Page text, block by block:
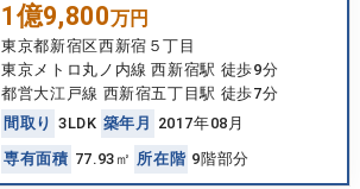
1億9,800万円
東京都新宿区西新宿５丁目
東京メトロ丸ノ内線 西新宿駅 徒歩9分
都営大江戸線 西新宿五丁目駅 徒歩7分
間 取 り 3LDK 築年 月
2017年08月
専有面積 77.93㎡ 所在 階 9階部分